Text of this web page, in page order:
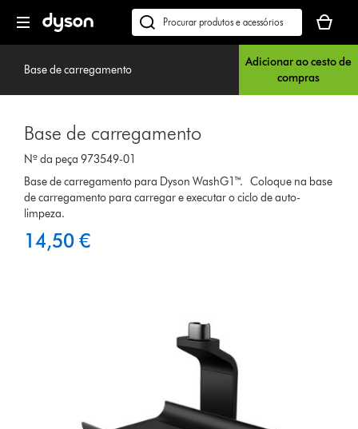
seguinte
Pesquisar
em
seu
cesto
de
compras
está
Base de carregamento
Adicionar ao cesto de
compras
Base de carregamento
Nº da peça 973549-01
Base de carregamento para Dyson WashG1™. Coloque na base
de carregamento para carregar e executar o ciclo de auto-
limpeza.
14,50 €